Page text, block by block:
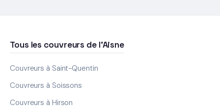
Tous les couvreurs de l'Aisne
Couvreurs à Saint-Quentin
Couvreurs à Soissons
Couvreurs à Hirson